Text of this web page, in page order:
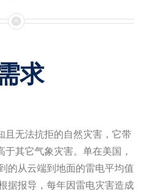
求
且无法抗拒的自然灾害，它带
其它气象灾害。单在美国，
的从云端到地面的雷电平均值
据报导，每年因雷电灾害造成